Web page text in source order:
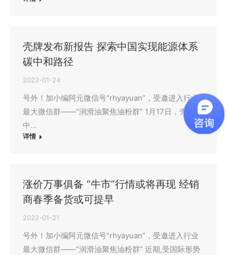
壳牌发布新报告 探索中国实现能源体系
碳中和路径
2022-01-24
号外！加小编阿元微信号“rhyayuan”，受邀进入行业
最大微信群——“润滑油聚焦油粉群” 1月17日，壳牌
中…
详情
涨价万事俱备 “牛市”行情或将再现 经销
商春季备货或可提早
2022-01-21
号外！加小编阿元微信号“rhyayuan”，受邀进入行业
最大微信群——“润滑油聚焦油粉群” 近期,受国际形势